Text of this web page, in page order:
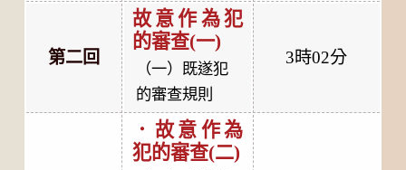
第二回
故意作為犯
的審查(一)
（一）既遂犯
的審查規則
3時02分
．故意作為
犯的審查(二)